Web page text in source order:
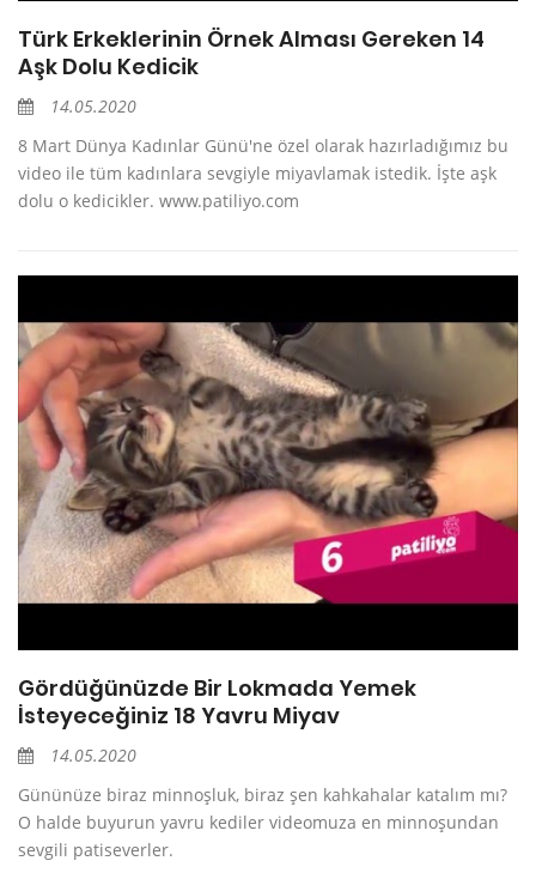
Türk Erkeklerinin Örnek Alması Gereken 14
Aşk Dolu Kedicik
14.05.2020
8 Mart Dünya Kadınlar Günü'ne özel olarak hazırladığımız bu
video ile tüm kadınlara sevgiyle miyavlamak istedik. İşte aşk
dolu o kedicikler. www.patiliyo.com
Gördüğünüzde Bir Lokmada Yemek
İsteyeceğiniz 18 Yavru Miyav
14.05.2020
Gününüze biraz minnoşluk, biraz şen kahkahalar katalım mı?
O halde buyurun yavru kediler videomuza en minnoşundan
sevgili patiseverler.